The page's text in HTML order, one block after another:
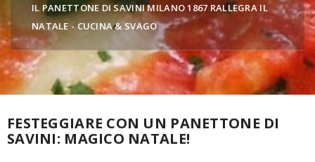
IL PANETTONE DI SAVINI MILANO 1867 RALLEGRA IL
NATALE - CUCINA & SVAGO
FESTEGGIARE CON UN PANETTONE DI
SAVINI: MAGICO NATALE!